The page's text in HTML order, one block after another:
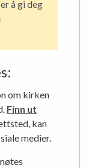
å gi deg
om kirken
Finn ut
kan
medier.